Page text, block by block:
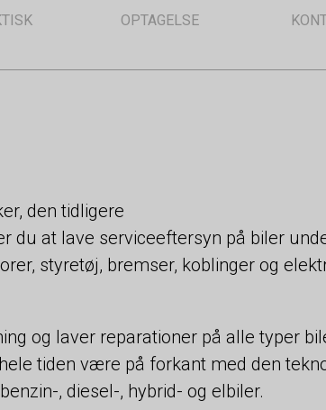
OPTAGELSE
den tidligere
du at lave serviceeftersyn på biler
styretøj, bremser, koblinger og
og laver reparationer på alle typer
tiden være på forkant med den
, diesel-, hybrid- og elbiler.